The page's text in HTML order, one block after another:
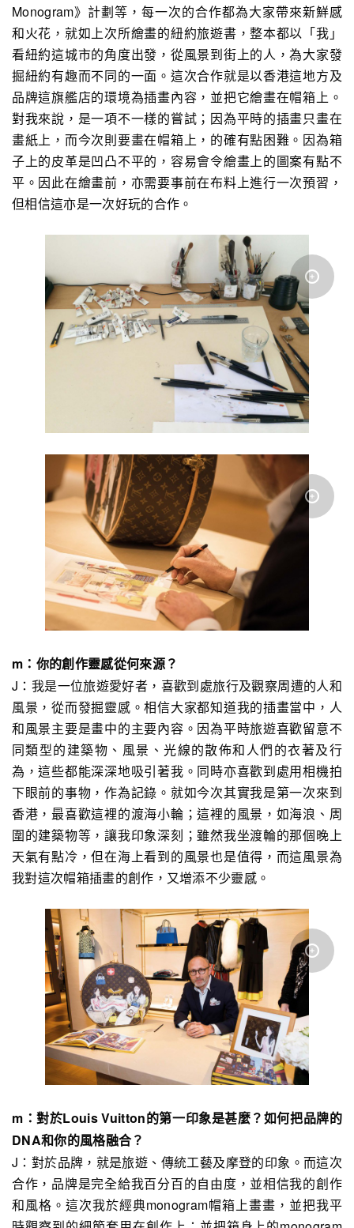
Monogram》計劃等，每一次的合作都為大家帶來新鮮感
和火花，就如上次所繪畫的紐約旅遊書，整本都以「我」
看紐約這城市的角度出發，從風景到街上的人，為大家發
掘紐約有趣而不同的一面。這次合作就是以香港這地方及
品牌這旗艦店的環境為插畫內容，並把它繪畫在帽箱上。
對我來說，是一項不一樣的嘗試；因為平時的插畫只畫在
畫紙上，而今次則要畫在帽箱上，的確有點困難。因為箱
子上的皮革是凹凸不平的，容易會令繪畫上的圖案有點不
平。因此在繪畫前，亦需要事前在布料上進行一次預習，
但相信這亦是一次好玩的合作。
m：你的創作靈感從何來源？
J：我是一位旅遊愛好者，喜歡到處旅行及觀察周遭的人和
風景，從而發掘靈感。相信大家都知道我的插畫當中，人
和風景主要是畫中的主要內容。因為平時旅遊喜歡留意不
同類型的建築物、風景、光線的散佈和人們的衣著及行
為，這些都能深深地吸引著我。同時亦喜歡到處用相機拍
下眼前的事物，作為記錄。就如今次其實我是第一次來到
香港，最喜歡這裡的渡海小輪；這裡的風景，如海浪、周
圍的建築物等，讓我印象深刻；雖然我坐渡輪的那個晚上
天氣有點冷，但在海上看到的風景也是值得，而這風景為
我對這次帽箱插畫的創作，又增添不少靈感。
m：對於Louis Vuitton的第一印象是甚麼？如何把品牌的
DNA和你的風格融合？
J：對於品牌，就是旅遊、傳統工藝及摩登的印象。而這次
合作，品牌是完全給我百分百的自由度，並相信我的創作
和風格。這次我於經典monogram帽箱上畫畫，並把我平